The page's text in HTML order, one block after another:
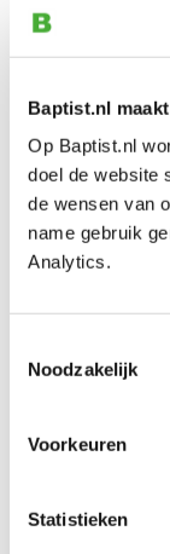
Baptist.nl
Op Baptist.nl
doel de website
de wensen van
name gebruik
Analytics.
Noodzakelijk
Voorkeuren
Statistieken
Bekijk ook